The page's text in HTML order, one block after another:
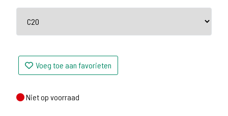
Voeg toe aan favorieten
Niet op voorraad
Niet op voorraad